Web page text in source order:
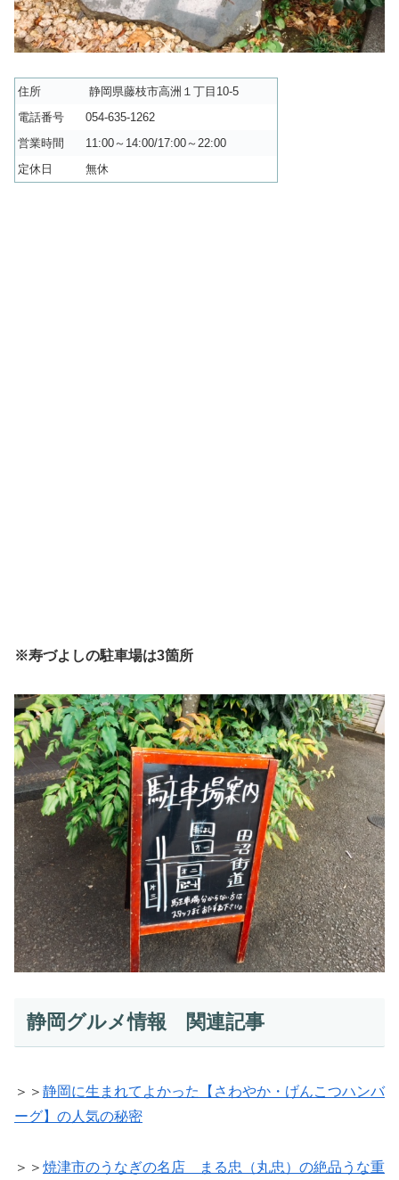
住所
静岡県藤枝市高洲１丁目10-5
電話番号
054-635-1262
営業時間
11:00～14:00/17:00～22:00
定休日
無休
※寿づよしの駐車場は3箇所
静岡グルメ情報 関連記事
＞＞ 静岡に生まれてよかった【さわやか・げんこつハンバ
ーグ】の人気の秘密
＞＞ 焼津市のうなぎの名店 まる忠（丸忠）の絶品うな重